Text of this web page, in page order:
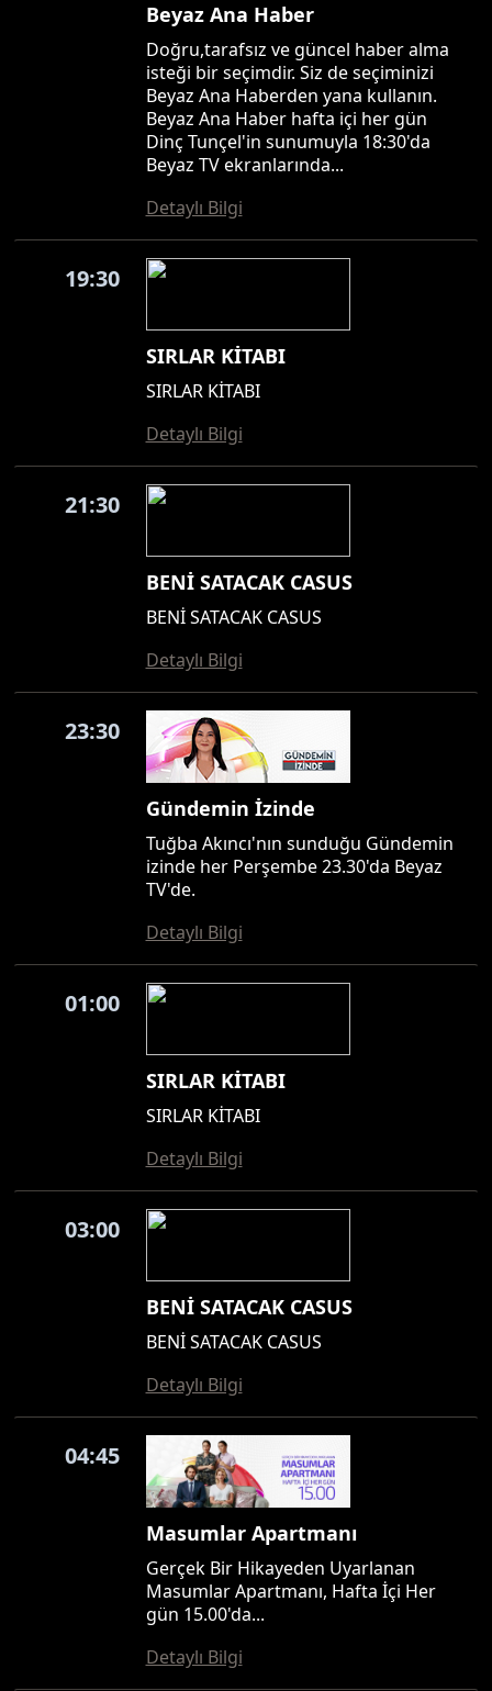
Beyaz Ana Haber
Doğru,tarafsız ve güncel haber alma
isteği bir seçimdir. Siz de seçiminizi
Beyaz Ana Haberden yana kullanın.
Beyaz Ana Haber hafta içi her gün
Dinç Tunçel'in sunumuyla 18:30'da
Beyaz TV ekranlarında...
Detaylı Bilgi
19:30
SIRLAR KİTABI
SIRLAR KİTABI
Detaylı Bilgi
21:30
BENİ SATACAK CASUS
BENİ SATACAK CASUS
Detaylı Bilgi
23:30
Gündemin İzinde
Tuğba Akıncı'nın sunduğu Gündemin
izinde her Perşembe 23.30'da Beyaz
TV'de.
Detaylı Bilgi
01:00
SIRLAR KİTABI
SIRLAR KİTABI
Detaylı Bilgi
03:00
BENİ SATACAK CASUS
BENİ SATACAK CASUS
Detaylı Bilgi
04:45
Masumlar Apartmanı
Gerçek Bir Hikayeden Uyarlanan
Masumlar Apartmanı, Hafta İçi Her
gün 15.00'da...
Detaylı Bilgi